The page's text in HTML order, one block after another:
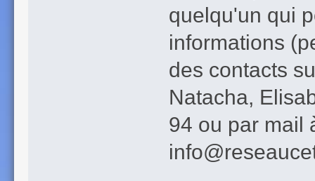
quelqu'un qui
informations
des contacts
Natacha,
94 ou par mail